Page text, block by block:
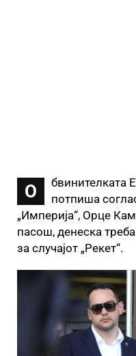
О
бвинителката
потпиша
„Империја“, Орце
пасош, денеска
за случајот „Рекет“.